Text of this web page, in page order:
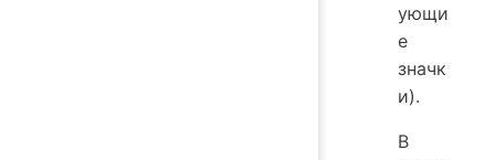
ующи
е
значк
и).
В